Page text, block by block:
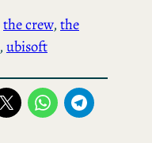
the crew, the
, ubisoft